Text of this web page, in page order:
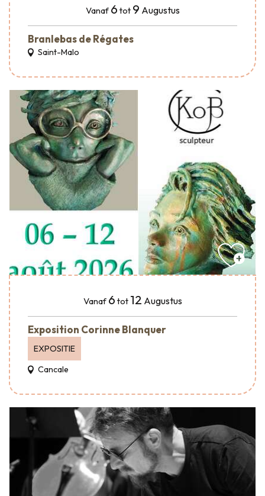
Vanaf 6 tot 9 Augustus
Branlebas de Régates
Saint-Malo
Vanaf 6 tot 12 Augustus
Exposition Corinne Blanquer
EXPOSITIE
Cancale